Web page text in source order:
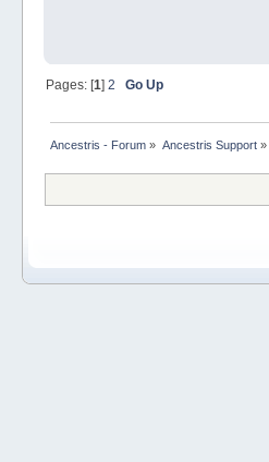
Pages: [1] 2 Go Up
Ancestris - Forum » Ancestris Support»